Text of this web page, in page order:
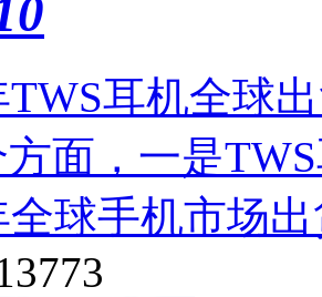
TWS耳机全球
面，一是
全球手机市场